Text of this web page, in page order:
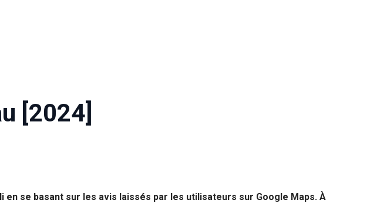
[2024]
se basant sur les avis laissés par les utilisateurs sur Google Maps. À